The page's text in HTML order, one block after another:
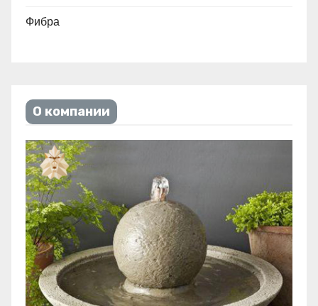
Фибра
О компании